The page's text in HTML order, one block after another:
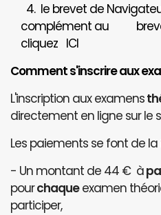
4. le brevet de
complément au
cliquez ICI
Comment s'inscrire aux
L'inscription aux examens
directement en ligne sur le
Les paiements se font de
- Un montant de 44 € à
pourchaqueexamen
participer,